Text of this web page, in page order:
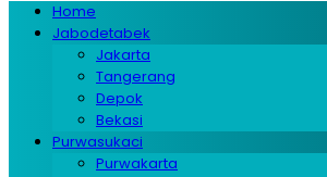
Home
Jabodetabek
Jakarta
Tangerang
Depok
Bekasi
Purwasukaci
Purwakarta